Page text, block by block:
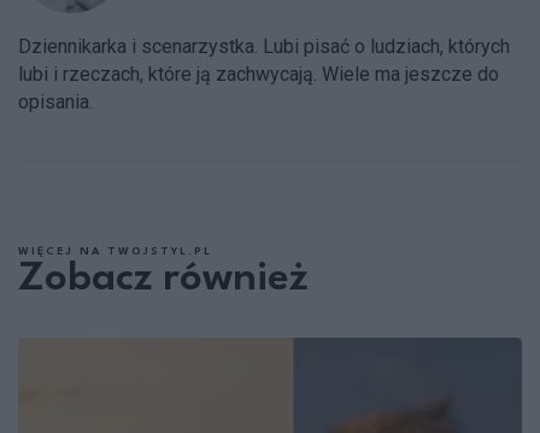
Dziennikarka i scenarzystka. Lubi pisać o ludziach, których
lubi i rzeczach, które ją zachwycają. Wiele ma jeszcze do
opisania.
WIĘCEJ NA TWOJSTYL.PL
Zobacz również